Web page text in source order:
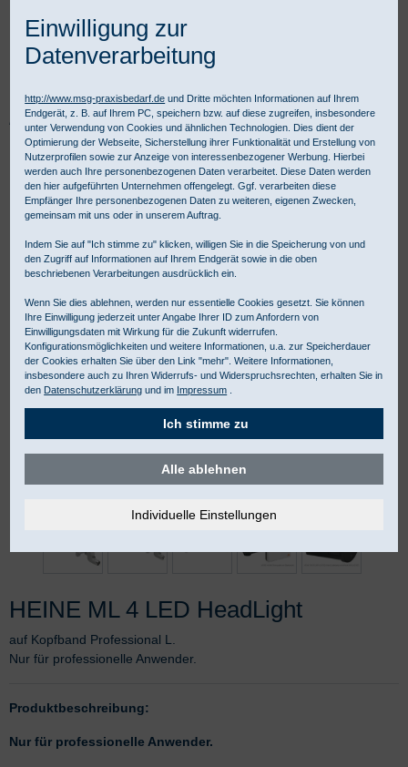
Praxisbedarf Shop Diagnostik
Fachspezifische Diagnostik
Binokulare Lupen & Kopfleuchten
Kopfleuchten
HEINE ML 4 LED HeadLight
HEINE ML 4 LED HeadLight
auf Kopfband Professional L.
Nur für professionelle Anwender.
Produktbeschreibung:
Nur für professionelle Anwender.
Einwilligung zur
Datenverarbeitung
http://www.msg-praxisbedarf.de und Dritte möchten Informationen auf Ihrem
Endgerät, z. B. auf Ihrem PC, speichern bzw. auf diese zugreifen, insbesondere
unter Verwendung von Cookies und ähnlichen Technologien. Dies dient der
Optimierung der Webseite, Sicherstellung ihrer Funktionalität und Erstellung von
Nutzerprofilen sowie zur Anzeige von interessenbezogener Werbung. Hierbei
werden auch Ihre personenbezogenen Daten verarbeitet. Diese Daten werden
den hier aufgeführten Unternehmen offengelegt. Ggf. verarbeiten diese
Empfänger Ihre personenbezogenen Daten zu weiteren, eigenen Zwecken,
gemeinsam mit uns oder in unserem Auftrag.
Indem Sie auf "Ich stimme zu" klicken, willigen Sie in die Speicherung von und
den Zugriff auf Informationen auf Ihrem Endgerät sowie in die oben
beschriebenen Verarbeitungen ausdrücklich ein.
Wenn Sie dies ablehnen, werden nur essentielle Cookies gesetzt. Sie können
Ihre Einwilligung jederzeit unter Angabe Ihrer ID zum Anfordern von
Einwilligungsdaten mit Wirkung für die Zukunft widerrufen.
Konfigurationsmöglichkeiten und weitere Informationen, u.a. zur Speicherdauer
der Cookies erhalten Sie über den Link "mehr". Weitere Informationen,
insbesondere auch zu Ihren Widerrufs- und Widerspruchsrechten, erhalten Sie in
den Datenschutzerklärung und im Impressum
Ich stimme zu
Alle ablehnen